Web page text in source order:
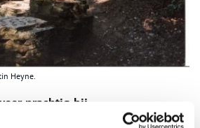
Heyne.
prachtig bij
in deze situatie en vanaf dat jaar